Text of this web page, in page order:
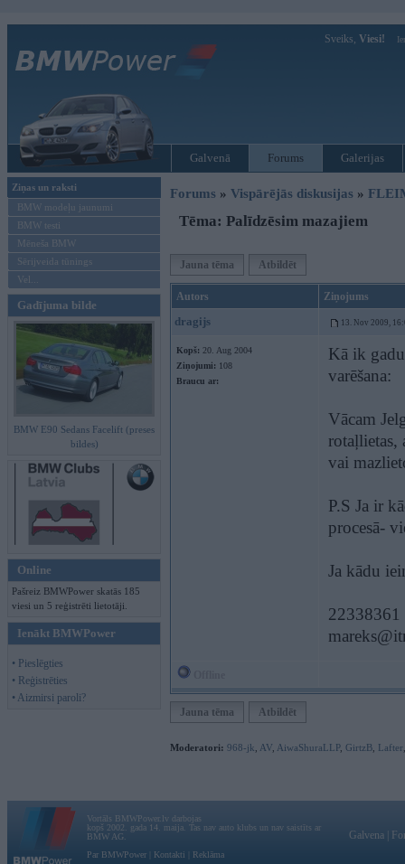
Sveiks, Viesi!
Galvenā Forums Galerijas
Ziņas un raksti
BMW modeļu jaunumi
BMW testi
Mēneša BMW
Sērijveida tūnings
Vel...
Gadījuma bilde
BMW E90 Sedans Facelift (preses
bildes)
Online
Pašreiz BMWPower skatās 185
viesi un 5 reģistrēti lietotāji.
Ienākt BMWPower
• Pieslēgties
• Reģistrēties
• Aizmirsi paroli?
Forums » Vispārējās diskusijas »
Tēma: Palīdzēsim mazajiem
Jauna tēma Atbildēt
Autors Ziņojums
dragijs 13. Nov 2009,
Kopš: 20. Aug 2004
Ziņojumi: 108
Braucu ar:
Kā ik
varēšana:
Vācam
rotaļlietas,
vai
P.S Ja ir
procesā-
Ja kādu
22338361
Jauna tēma Atbildēt
Moderatori: 968-jk AV AiwaShuraLLP, GirtzB Lafter
Vortāls BMWPower.lv darbojas
kopš 2002. gada 14. maija. Tas nav auto klubs un nav saistīts ar
BMW AG.
Par BMWPower
Kontakti Reklāma
Galvena